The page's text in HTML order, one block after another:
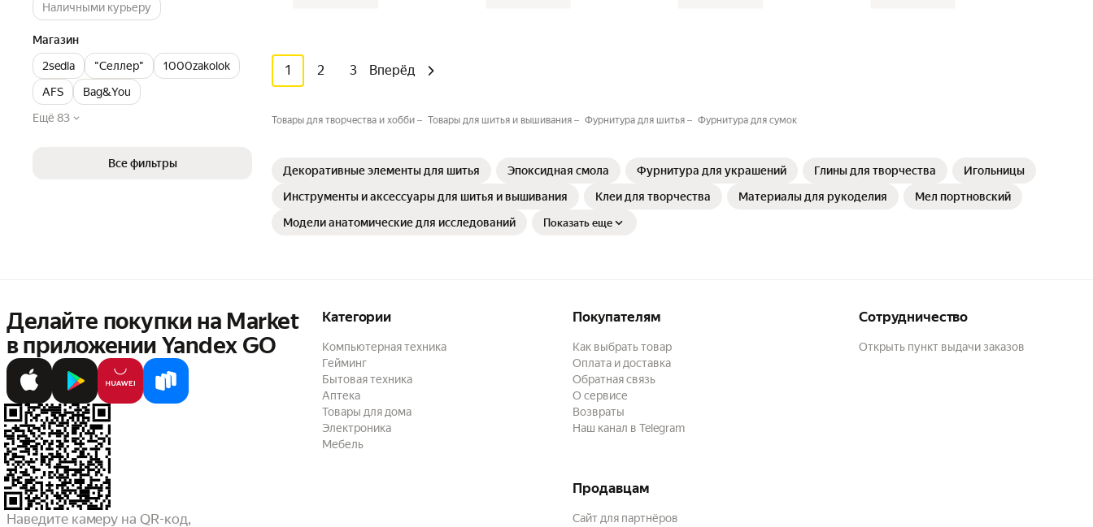
Наличными курьеру
Магазин
2sedla
"Селлер"
1000zakolok
AFS
Bag&You
Ещё 83
Все фильтры
1 2 3 Вперёд
Товары для творчества и хобби Товары для шитья и вышивания Фурнитура для шитья Фурнитура для сумок
Декоративные элементы для шитья Эпоксидная смола Фурнитура для украшений Глины для творчества
Игольницы
Инструменты и аксессуары для шитья и вышивания
Клеи для творчества Материалы для рукоделия
Мел портновский
Модели анатомические для исследований
Показать еще
Делайте покупки на Market
в приложении Yandex GO
Наведите камеру на QR-код,
Категории
Компьютерная техника
Гейминг
Бытовая техника
Аптека
Товары для дома
Электроника
Мебель
Покупателям
Как выбрать товар
Оплата и доставка
Обратная связь
О сервисе
Возвраты
Наш канал в Telegram
Сотрудничество
Открыть пункт выдачи заказов
Продавцам
Сайт для партнёров